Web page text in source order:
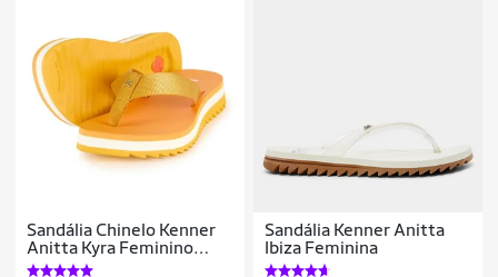
Sandália Chinelo Kenner
Anitta Kyra Feminino
Colar Original
Sandália Kenner Anitta
Ibiza Feminina